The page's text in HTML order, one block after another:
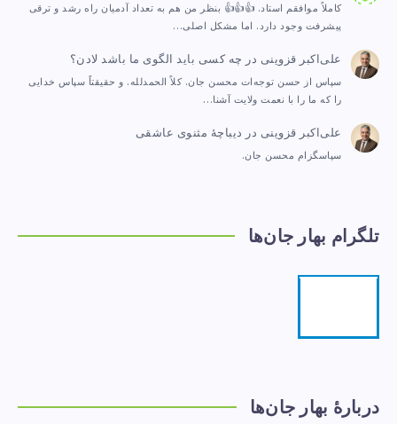
کاملاً موافقم استاد. 👍👍👍 بنظر من هم به تعداد آدمیان راه رشد و ترقی
پیشرفت وجود دارد. اما مشکل اصلی…
علی‌اکبر قزوینی در چه کسی باید الگوی ما باشد لادن؟
سپاس از حسن توجه‌ات محسن جان. کلاً الحمدلله. و حقیقتاً سپاس خدایی
را که ما را با نعمت ولایت آشنا…
علی‌اکبر قزوینی در دیباچهٔ مثنوی عاشقی
سپاسگزام محسن جان.
تلگرام بهار جان‌ها
دربارهٔ بهار جان‌ها